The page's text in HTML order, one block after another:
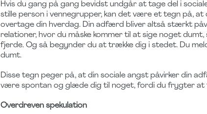
Hvis du gang på gang bevidst undgår at tage del i
stille person i vennegrupper, kan det være et tegn på,
overtage din hverdag. Din adfærd bliver altså stærkt
relationer, hvor du måske kommer til at sige noget
fjerde. Og så begynder du at trække dig i stedet. Du
dumt.
Disse tegn peger på, at din sociale angst påvirker din
være spontan og glæde dig til noget, fordi du frygter at
Overdreven spekulation